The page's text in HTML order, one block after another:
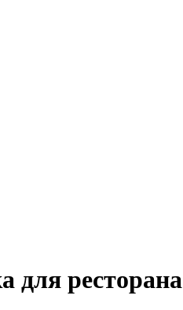
для ресторана